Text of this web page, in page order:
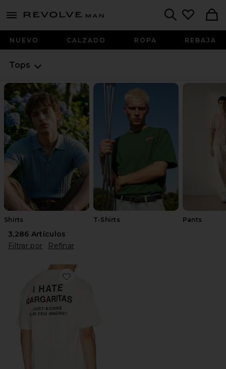
menu - shows more content
Revolve
NUEVO CALZADO ROPA REBAJA
Tops
Shirts T-Shirts Pants
3,286 Artículos
Filtrar por
Refinar
Favorite CAMISETA I HATE MARGS